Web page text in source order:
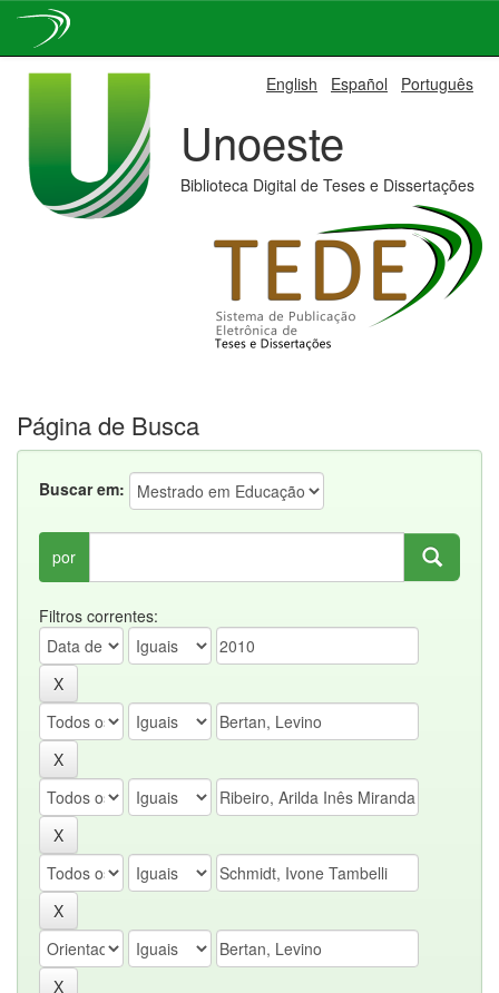
English Español Português
Unoeste
Biblioteca Digital de Teses e Dissertações
Página de Busca
Buscar em:
por
Filtros correntes: